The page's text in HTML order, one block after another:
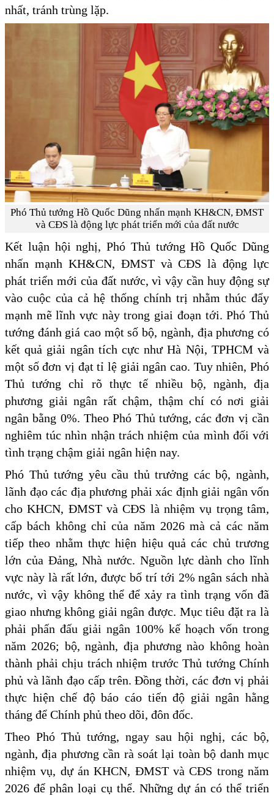
nhất, tránh trùng lặp.
Phó Thủ tướng Hồ Quốc Dũng nhấn mạnh KH&CN, ĐMST
và CĐS là động lực phát triển mới của đất nước
Kết luận hội nghị, Phó Thủ tướng Hồ Quốc Dũng
nhấn mạnh KH&CN, ĐMST và CĐS là động lực
phát triển mới của đất nước, vì vậy cần huy động sự
vào cuộc của cả hệ thống chính trị nhằm thúc đẩy
mạnh mẽ lĩnh vực này trong giai đoạn tới. Phó Thủ
tướng đánh giá cao một số bộ, ngành, địa phương có
kết quả giải ngân tích cực như Hà Nội, TPHCM và
một số đơn vị đạt tỉ lệ giải ngân cao. Tuy nhiên, Phó
Thủ tướng chỉ rõ thực tế nhiều bộ, ngành, địa
phương giải ngân rất chậm, thậm chí có nơi giải
ngân bằng 0%. Theo Phó Thủ tướng, các đơn vị cần
nghiêm túc nhìn nhận trách nhiệm của mình đối với
tình trạng chậm giải ngân hiện nay.
Phó Thủ tướng yêu cầu thủ trưởng các bộ, ngành,
lãnh đạo các địa phương phải xác định giải ngân vốn
cho KHCN, ĐMST và CĐS là nhiệm vụ trọng tâm,
cấp bách không chỉ của năm 2026 mà cả các năm
tiếp theo nhằm thực hiện hiệu quả các chủ trương
lớn của Đảng, Nhà nước. Nguồn lực dành cho lĩnh
vực này là rất lớn, được bố trí tới 2% ngân sách nhà
nước, vì vậy không thể để xảy ra tình trạng vốn đã
giao nhưng không giải ngân được. Mục tiêu đặt ra là
phải phấn đấu giải ngân 100% kế hoạch vốn trong
năm 2026; bộ, ngành, địa phương nào không hoàn
thành phải chịu trách nhiệm trước Thủ tướng Chính
phủ và lãnh đạo cấp trên. Đồng thời, các đơn vị phải
thực hiện chế độ báo cáo tiến độ giải ngân hằng
tháng để Chính phủ theo dõi, đôn đốc.
Theo Phó Thủ tướng, ngay sau hội nghị, các bộ,
ngành, địa phương cần rà soát lại toàn bộ danh mục
nhiệm vụ, dự án KHCN, ĐMST và CĐS trong năm
2026 để phân loại cụ thể. Những dự án có thể triển